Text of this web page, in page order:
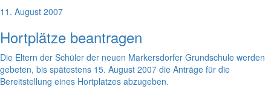
11. August 2007
Hortplätze beantragen
Die Eltern der Schüler der neuen Markersdorfer Grundschule werden
gebeten, bis spätestens 15. August 2007 die Anträge für die
Bereitstellung eines Hortplatzes abzugeben.